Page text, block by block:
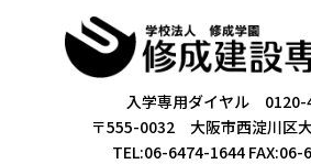
入学専用ダイヤル 0120-
〒555-0032 大阪市西淀川区
TEL:06-6474-1644FAX:06-